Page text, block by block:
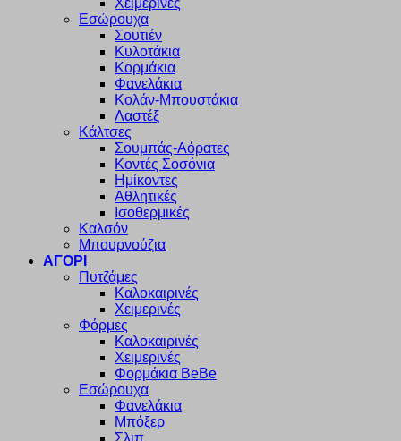
Χειμερινές
Εσώρουχα
Σουτιέν
Κυλοτάκια
Κορμάκια
Φανελάκια
Κολάν-Μπουστάκια
Λαστέξ
Κάλτσες
Σουμπάς-Αόρατες
Κοντές Σοσόνια
Ημίκοντες
Αθλητικές
Ισοθερμικές
Καλσόν
Μπουρνούζια
ΑΓΟΡΙ
Πυτζάμες
Καλοκαιρινές
Χειμερινές
Φόρμες
Καλοκαιρινές
Χειμερινές
Φορμάκια BeBe
Εσώρουχα
Φανελάκια
Μπόξερ
Σλιπ